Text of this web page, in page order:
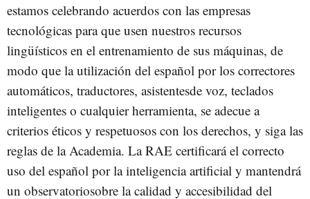
estamos celebrando acuerdos con las empresas
tecnológicas para que usen nuestros recursos
lingüísticos en el entrenamiento de sus máquinas, de
modo que la utilización del español por los correctores
automáticos, traductores, asistentesde voz, teclados
inteligentes o cualquier herramienta, se adecue a
criterios éticos y respetuosos con los derechos, y siga las
reglas de la Academia. La RAE certificará el correcto
uso del español por la inteligencia artificial y mantendrá
un observatoriosobre la calidad y accesibilidad del